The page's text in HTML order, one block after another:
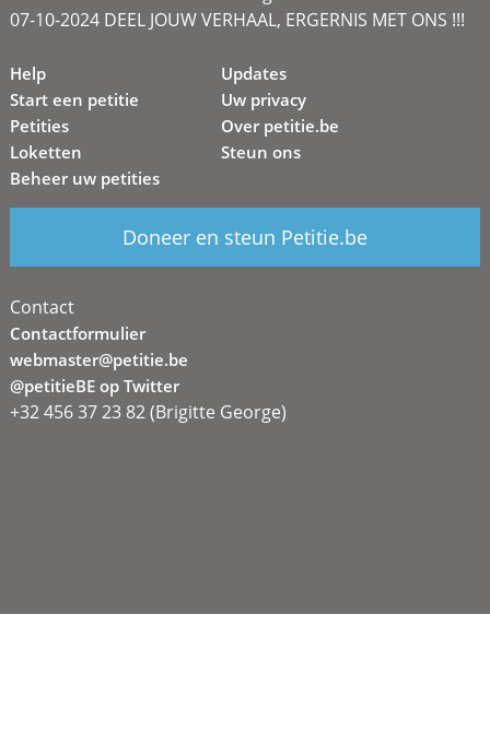
07-10-2024 DEEL JOUW VERHAAL, ERGERNIS MET ONS !!!
Help
Start een petitie
Petities
Loketten
Beheer uw petities
Updates
Uw privacy
Over petitie.be
Steun ons
Doneer en steun Petitie.be
Contact
Contactformulier
webmaster@petitie.be
@petitieBE op Twitter
+32 456 37 23 82 (Brigitte George)